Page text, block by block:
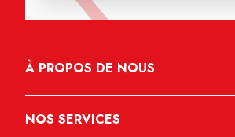
À PROPOS DE NOUS
NOS SERVICES